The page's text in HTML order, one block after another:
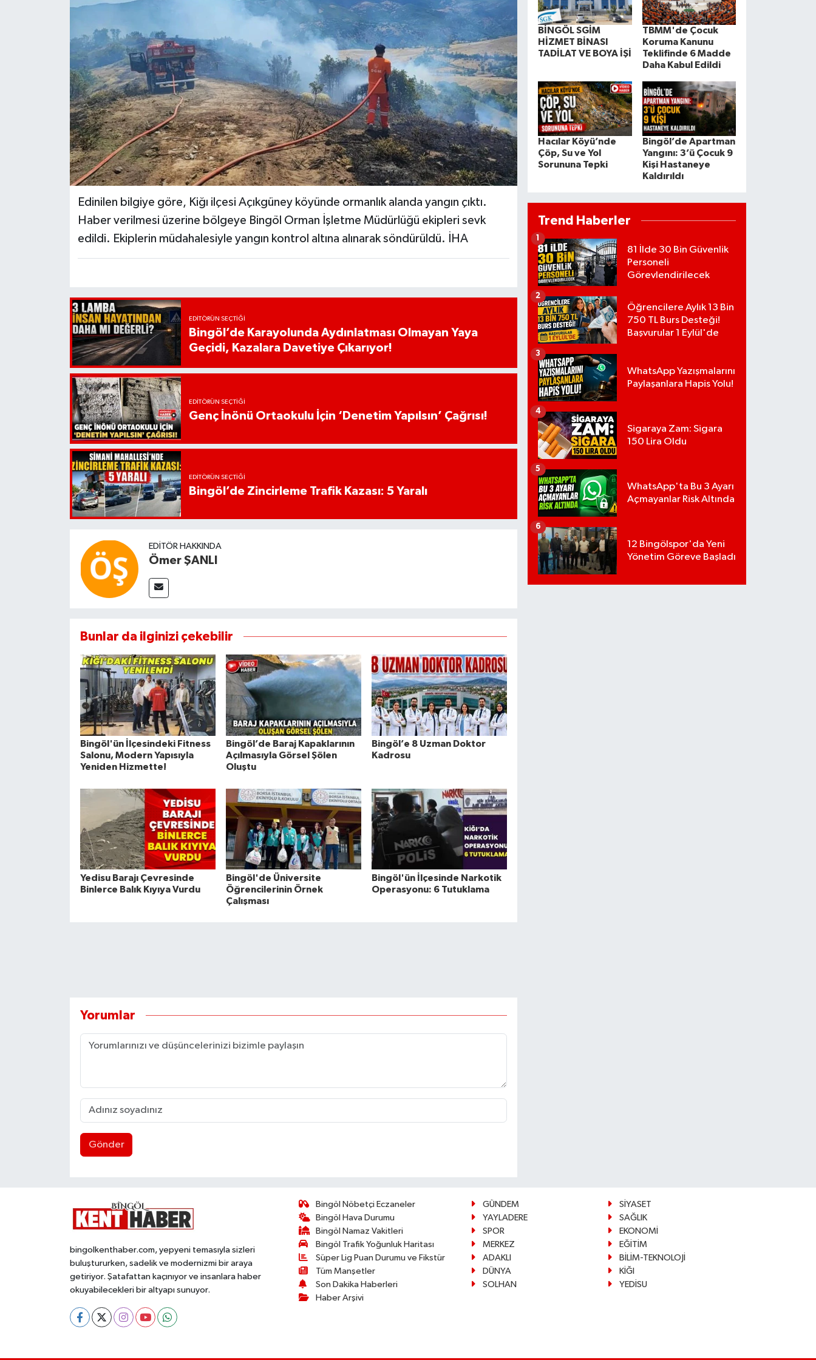
Edinilen bilgiye göre, Kiğı ilçesi Açıkgüney köyünde ormanlık alanda yangın çıktı.
Haber verilmesi üzerine bölgeye Bingöl Orman İşletme Müdürlüğü ekipleri sevk
edildi. Ekiplerin müdahalesiyle yangın kontrol altına alınarak söndürüldü. İHA
EDITÖRÜN SEÇTIĞI
Bingöl’de Karayolunda Aydınlatması Olmayan Yaya
Geçidi, Kazalara Davetiye Çıkarıyor!
EDITÖRÜN SEÇTIĞI
Genç İnönü Ortaokulu İçin ‘Denetim Yapılsın’ Çağrısı!
EDITÖRÜN SEÇTIĞI
Bingöl’de Zincirleme Trafik Kazası: 5 Yaralı
EDITÖR HAKKINDA
Ömer ŞANLI
Bunlar da ilginizi çekebilir
Bingöl'ün İlçesindeki Fitness
Salonu, Modern Yapısıyla
Yeniden Hizmette!
Bingöl’de Baraj Kapaklarının
Açılmasıyla Görsel Şölen
Oluştu
Bingöl’e 8 Uzman Doktor
Kadrosu
Yedisu Barajı Çevresinde
Binlerce Balık Kıyıya Vurdu
Bingöl'de Üniversite
Öğrencilerinin Örnek
Çalışması
Bingöl'ün İlçesinde Narkotik
Operasyonu: 6 Tutuklama
Yorumlar
Gönder
BİNGÖL SGİM
HİZMET BİNASI
TADİLAT VE BOYA İŞİ
TBMM'de Çocuk
Koruma Kanunu
Teklifinde 6 Madde
Daha Kabul Edildi
Hacılar Köyü’nde
Çöp, Su ve Yol
Sorununa Tepki
Bingöl’de Apartman
Yangını: 3’ü Çocuk 9
Kişi Hastaneye
Kaldırıldı
Trend Haberler
81 İlde 30 Bin Güvenlik
Personeli
Görevlendirilecek
Öğrencilere Aylık 13 Bin
750 TL Burs Desteği!
Başvurular 1 Eylül'de
2
WhatsApp Yazışmalarını
Paylaşanlara Hapis Yolu!
3
Sigaraya Zam: Sigara
150 Lira Oldu
4
WhatsApp'ta Bu 3 Ayarı
Açmayanlar Risk Altında
5
12 Bingölspor'da Yeni
Yönetim Göreve Başladı
6
bingolkenthaber.com, yepyeni temasıyla sizleri
buluştururken, sadelik ve modernizmi bir araya
getiriyor. Şatafattan kaçınıyor ve insanlara haber
okuyabilecekleri bir altyapı sunuyor.
Bingöl Nöbetçi Eczaneler
Bingöl Hava Durumu
Bingöl Namaz Vakitleri
Bingöl Trafik Yoğunluk Haritası
Süper Lig Puan Durumu ve Fikstür
Tüm Manşetler
Son Dakika Haberleri
Haber Arşivi
GÜNDEM
SİYASET
YAYLADERE
SAĞLIK
SPOR
EKONOMİ
MERKEZ
EĞİTİM
ADAKLI
BİLİM-TEKNOLOJİ
DÜNYA
KİĞI
SOLHAN
YEDİSU
MERKEZ
RESMİ İLANLAR
SAĞLIK
SİYASET
SOLHAN
YAYLADERE